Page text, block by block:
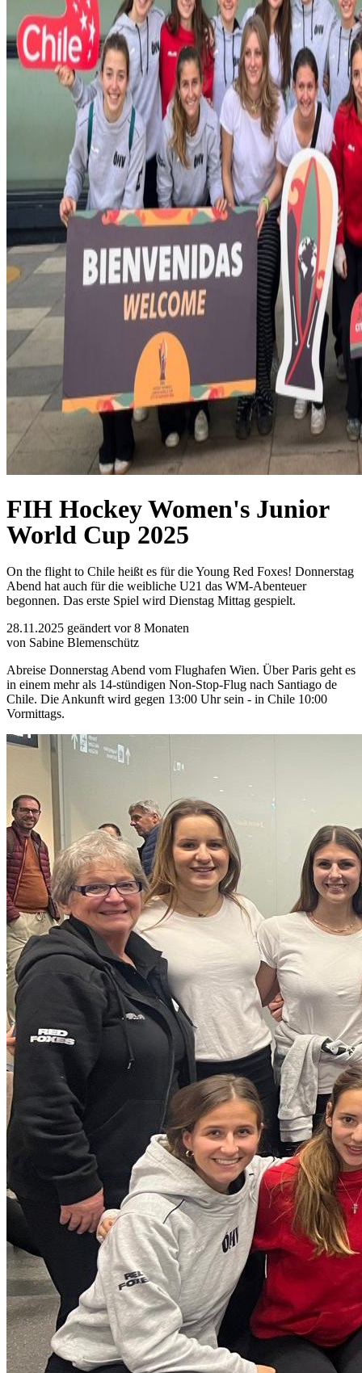
FIH Hockey Women's Junior
World Cup 2025
On the flight to Chile heißt es für die Young Red Foxes! Donnerstag
Abend hat auch für die weibliche U21 das WM-Abenteuer
begonnen. Das erste Spiel wird Dienstag Mittag gespielt.
28.11.2025 geändert vor 8 Monaten
von Sabine Blemenschütz
Abreise Donnerstag Abend vom Flughafen Wien. Über Paris geht es
in einem mehr als 14-stündigen Non-Stop-Flug nach Santiago de
Chile. Die Ankunft wird gegen 13:00 Uhr sein - in Chile 10:00
Vormittags.